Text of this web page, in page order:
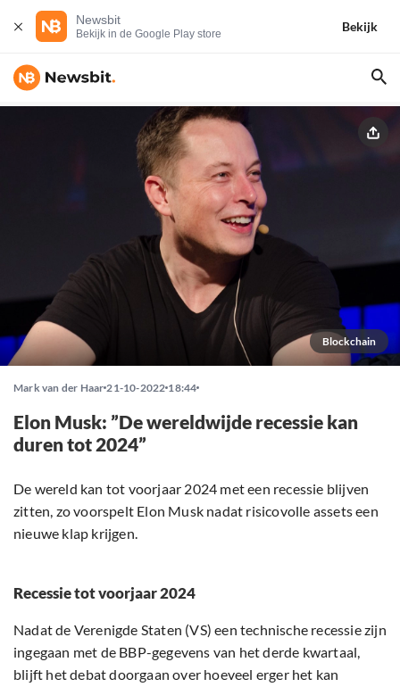
Newsbit
Bekijk in de Google Play store
Bekijk
Blockchain
Mark van der Haar 21-10-2022 18:44
Elon Musk: ”De wereldwijde recessie kan
duren tot 2024”
De wereld kan tot voorjaar 2024 met een recessie blijven
zitten, zo voorspelt Elon Musk nadat risicovolle assets een
nieuwe klap krijgen.
Recessie tot voorjaar 2024
Nadat de Verenigde Staten (VS) een technische recessie zijn
ingegaan met de BBP-gegevens van het derde kwartaal,
blijft het debat doorgaan over hoeveel erger het kan